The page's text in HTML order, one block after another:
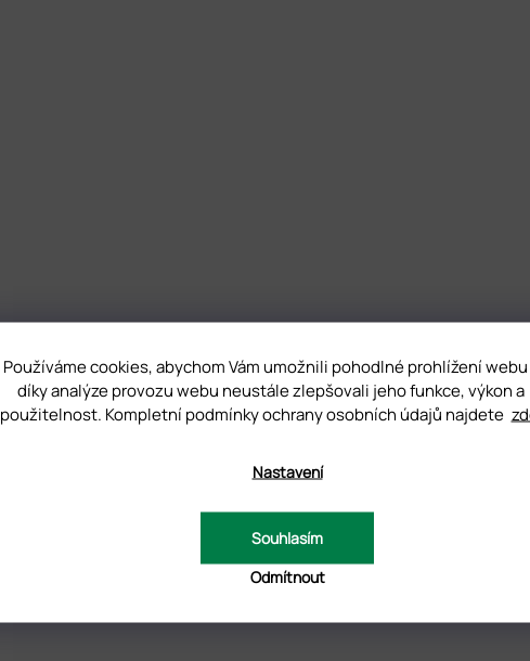
Používáme cookies, abychom Vám umožnili pohodlné prohlížení webu
díky analýze provozu webu neustále zlepšovali jeho funkce, výkon a
použitelnost. Kompletní podmínky ochrany osobních údajů najdete
Nastavení
Odmítnout
Souhlasím